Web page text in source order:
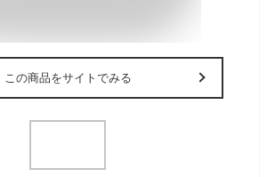
この商品をサイトでみる